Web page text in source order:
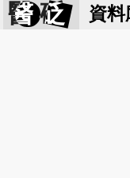
醫 砭 資料